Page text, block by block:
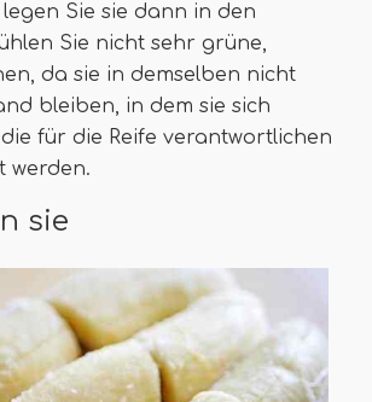
Sie sie dann in den
Sie nicht sehr grüne,
da sie in demselben nicht
bleiben, in dem sie sich
für die Reife verantwortlichen
werden.
sie